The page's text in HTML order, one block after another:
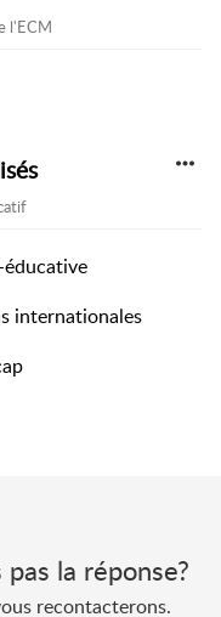
l'ECM
internationales
la réponse?
recontacterons.